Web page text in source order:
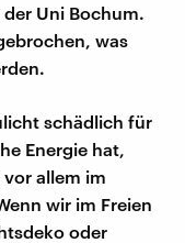
Uni Bochum.
was
schädlich für
Energie hat,
allem im
wir im Freien
oder